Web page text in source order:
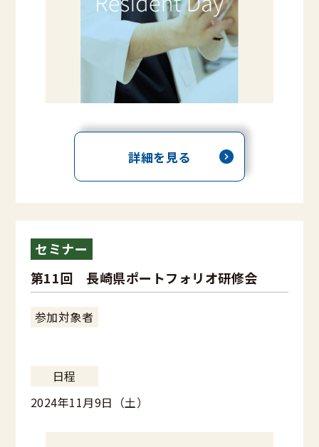
詳細を見る
セミナー
第11回 長崎県ポートフォリオ研修会
参加対象者
日程
2024年11月9日（土）